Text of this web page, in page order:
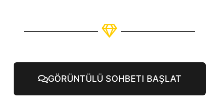
GÖRÜNTÜLÜ SOHBETI BAŞLAT